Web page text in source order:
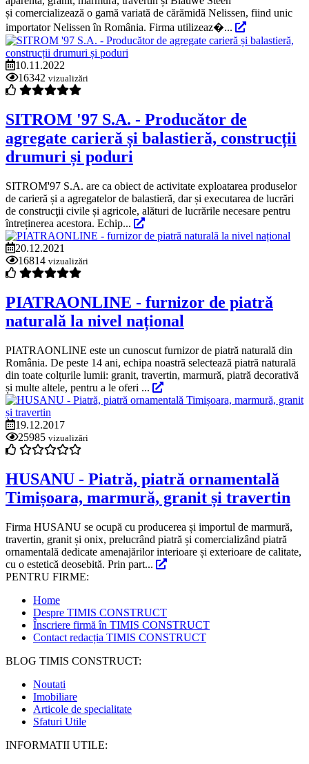
și comercializează o gamă variată de cărămidă Nelissen, fiind unic
importator Nelissen în România. Firma utilizeaz�...
10.11.2022
16342 vizualizări
SITROM '97 S.A. - Producător de
agregate carieră și balastieră, construcții
drumuri și poduri
SITROM'97 S.A. are ca obiect de activitate exploatarea produselor
de carieră și a agregatelor de balastieră, dar și executarea de lucrări
de construcţii civile și agricole, alături de lucrările necesare pentru
întreținerea acestora. Echip...
20.12.2021
16814 vizualizări
PIATRAONLINE - furnizor de piatră
naturală la nivel național
PIATRAONLINE este un cunoscut furnizor de piatră naturală din
România. De peste 14 ani, echipa noastră selectează piatră naturală
din toate colțurile lumii: granit, travertin, marmură, piatră decorativă
și multe altele, pentru a le oferi ...
19.12.2017
25985 vizualizări
HUSANU - Piatră, piatră ornamentală
Timișoara, marmură, granit și travertin
Firma HUSANU se ocupă cu producerea și importul de marmură,
travertin, granit și onix, prelucrând piatră și comercializând piatră
ornamentală dedicate amenajărilor interioare și exterioare de calitate,
cu o estetică deosebită. Prin part...
PENTRU FIRME:
Home
Despre TIMIS CONSTRUCT
Înscriere firmă în TIMIS CONSTRUCT
Contact redacția TIMIS CONSTRUCT
BLOG TIMIS CONSTRUCT:
Noutati
Imobiliare
Articole de specialitate
Sfaturi Utile
INFORMATII UTILE: